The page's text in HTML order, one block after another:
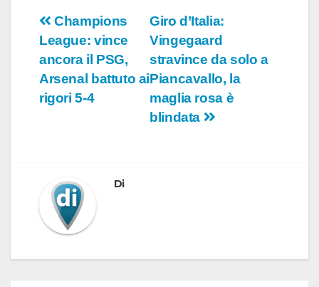
Navigazione
articoli
Giro d’Italia:
Vingegaard
stravince da solo a
Piancavallo, la
maglia rosa è
blindata
Champions
League: vince
ancora il PSG,
Arsenal battuto ai
rigori 5-4
Di